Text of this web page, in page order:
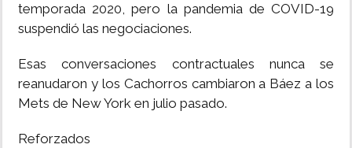
temporada 2020, pero la pandemia de COVID-19
suspendió las negociaciones.
Esas conversaciones contractuales nunca se
reanudaron y los Cachorros cambiaron a Báez a los
Mets de New York en julio pasado.
Reforzados